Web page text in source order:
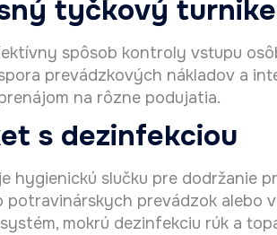
tyčkový
spôsob kontroly vstupu
prevádzkových nákladov a
na rôzne podujatia.
s dezinfekciou
hygienickú slučku pre dodržanie
potravinárskych prevádzok alebo
mokrú dezinfekciu rúk a